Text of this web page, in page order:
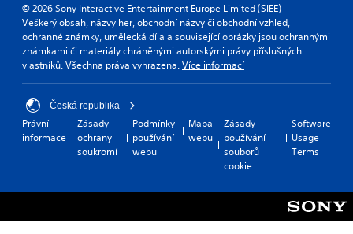
© 2026 Sony Interactive Entertainment Europe Limited (SIEE)
Veškerý obsah, názvy her, obchodní názvy či obchodní vzhled,
ochranné známky, umělecká díla a související obrázky jsou ochrannými
známkami či materiály chráněnými autorskými právy příslušných
vlastníků. Všechna práva vyhrazena.Více informací
Česká republika
Právní
informace
Zásady
ochrany
soukromí
Podmínky
používání
webu
Mapa
webu
Zásady
používání
souborů
cookie
Software
Usage
Terms